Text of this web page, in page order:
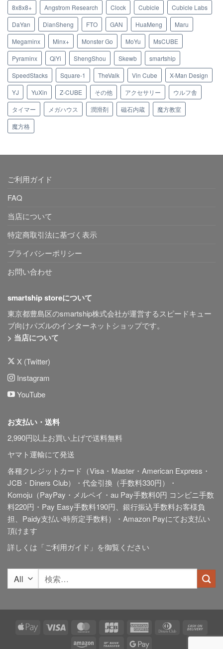
8x8x8+
Angstrom Research Clock Cubicle
Cubicle Labs
DaYan
DianSheng FTO GAN HuaMeng
Maru
Megaminx
Minx+ Monster Go MoYu
MsCUBE
Pyraminx
QiYi ShengShou Skewb
smartship
SpeedStacks
Square-1 TheValk Vin Cube
X-Man Design
YJ
YuXin Z-CUBE その他 アクセサリー
ウルフ舎
タイマー
メガハウス 潤滑剤 磁石内蔵
魔方教室
魔方格
ご利用ガイド
FAQ
当店について
特定商取引法に基づく表示
プライバシーポリシー
お問い合わせ
smartship storeについて
東京都豊島区のsmartship株式会社が運営するスピードキュー
ブ向けパズルのインターネットショップです。
> 当店について
X (Twitter)
Instagram
YouTube
お支払い・送料
2,990円以上お買い上げで送料無料
ヤマト運輸にて発送
各種クレジットカード（Visa・Master・American Express・
JCB・Diners Club）・代金引換（手数料330円）・
Komoju（PayPay・メルペイ・au Pay手数料0円 コンビニ手数
料220円・Pay Easy手数料190円、銀行振込手数料お客様負
担、Paidy支払い時所定手数料）・Amazon Payにてお支払い
頂けます
詳しくは「ご利用ガイド 」を御覧ください
索
Apple
Visa MasterCardJCB
American
Dinners
Club
On
Amazon
Bank
Google